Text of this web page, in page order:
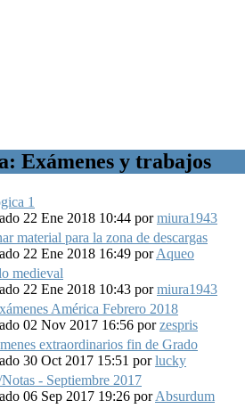
Exámenes y trabajos
1
22 Ene 2018 10:44 pormiura1943
material para la zona de descargas
22 Ene 2018 16:49 porAqueo
medieval
22 Ene 2018 10:43 pormiura1943
América Febrero 2018
02 Nov 2017 16:56 porzespris
extraordinarios fin de Grado
30 Oct 2017 15:51 porlucky
- Septiembre 2017
06 Sep 2017 19:26 porAbsurdum